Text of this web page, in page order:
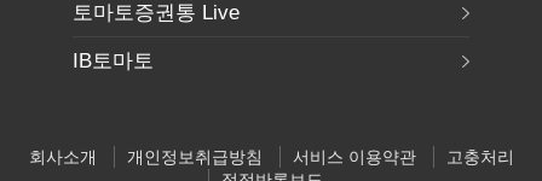
토마토증권통 Live
IB토마토
회사소개 개인정보취급방침 서비스 이용약관
고충처리